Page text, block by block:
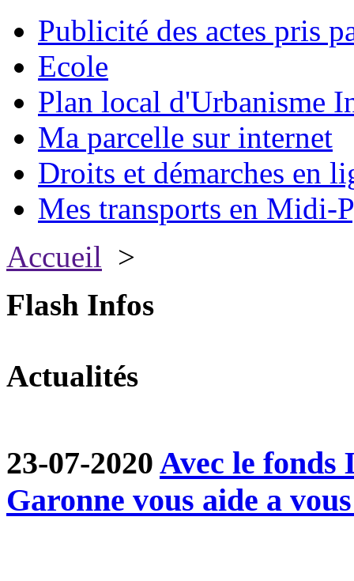
Publicité des actes pris
Ecole
Plan local d'Urbanisme
Ma parcelle sur internet
Droits et démarches en
Mes transports en Midi-
Accueil >
Flash Infos
Actualités
23-07-2020 Avec le
Garonne vous aide a